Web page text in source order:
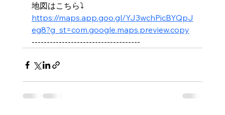
地図はこちら⤵️
https://maps.app.goo.gl/YJ3wchPicBYQpJ
eg8?g_st=com.google.maps.preview.copy
------------------------------------